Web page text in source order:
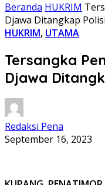
Beranda HUKRIM
Djawa Ditangkap
HUKRIM, UTAMA
Tersangka
Djawa
Redaksi Pena
September 16, 2023